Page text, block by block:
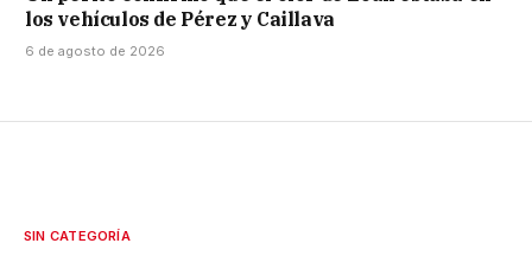
los vehículos de Pérez y Caillava
6 de agosto de 2026
SIN CATEGORÍA